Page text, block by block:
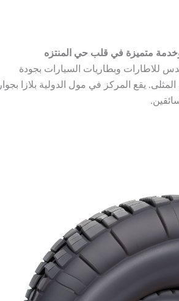
متميزة في قلب حي المنتزه
للاطارات وبطاريات السيارات بجودة
يقع المركز في مول الدولية بلازا بجوار